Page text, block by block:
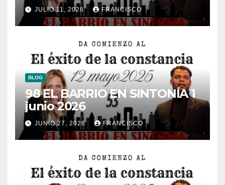
JULIO 11, 2026 FRANCISCO
BLOG
98 EL BARRIO EN SINTONÍA 1
junio 2026
JUNIO 27, 2026 FRANCISCO